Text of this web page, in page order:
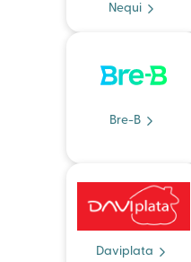
Nequi
Bre-B
Daviplata